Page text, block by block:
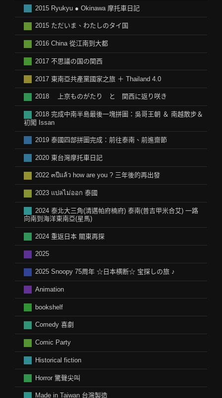
2015 Ryukyu ● Okinawa 摩托車日記
2015 ただいま、わたしのタイ国
2016 China 從江南到大都
2017 不思議の国の関西
2017 東南亞共產黨國家之旅 ＋ Thailand 4.0
2018 上京ものがたり と 関西に返り咲き
2018 完成中南半島最後一塊拼圖：吳哥王朝 ＆ 南越散步＆
初闖 Issan
2019 泰國四部拼圖完成：前往泰南、前進齋節
2020 東台灣摩托車日記
2022 ๓ปีแล้ว how are you ? 三年後的再出發
2023 แปลไม่ออก 泰國
2024 泰北大三角(清邁帕府楠府) 泰南(普吉甲米合艾) 一路
向南到海洋東南亞(星馬)
2024 重返日本 關東再探
2025
2025 Snoopy 75周年 ☆日本横断☆ 宝探しの旅 ♪
Animation
bookshelf
Comedy 喜劇
Comic Party
Historical fiction
Horror 驚聲尖叫
Made in Taiwan 台灣製造